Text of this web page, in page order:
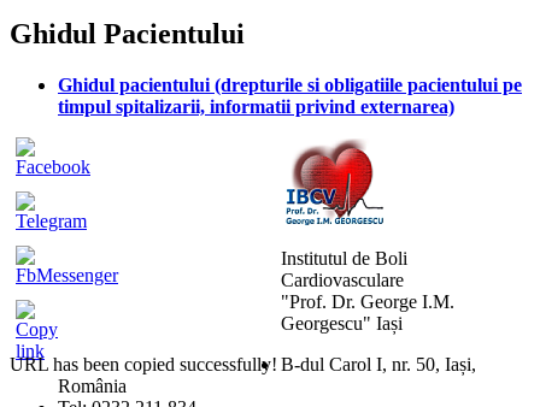
Ghidul Pacientului
Ghidul pacientului (drepturile si obligatiile pacientului pe
timpul spitalizarii, informatii privind externarea)
URL has been copied successfully!
Institutul de Boli
Cardiovasculare
"Prof. Dr. George I.M.
Georgescu" Iași
B-dul Carol I, nr. 50, Iași,
România